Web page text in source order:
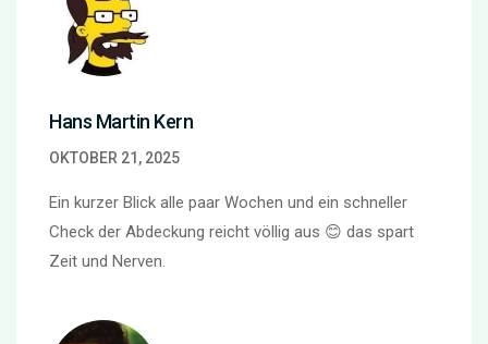
Hans Martin Kern
OKTOBER 21, 2025
Ein kurzer Blick alle paar Wochen und ein schneller
Check der Abdeckung reicht völlig aus 😊 das spart
Zeit und Nerven.